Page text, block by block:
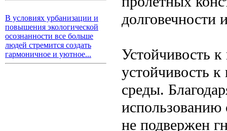
В условиях урбанизации и
повышения экологической
осознанности все больше
людей стремится создать
гармоничное и уютное...
долговечности
Устойчивость
устойчивость
среды.
использованию
не подвержен